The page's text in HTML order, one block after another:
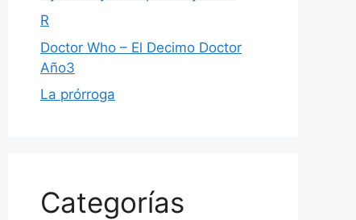
R
Doctor Who – El Decimo Doctor
Año3
La prórroga
Categorías